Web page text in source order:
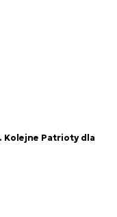
Kolejne Patrioty dla